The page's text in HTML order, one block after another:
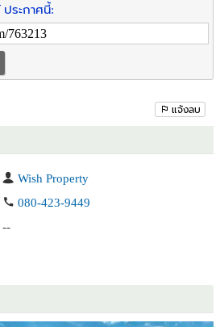
ทร์ และมหาวิทยาลัยสยาม
เอียดเพิ่มเติมได้ที่
detail/?asset_id=4769
615-6688
ษาฟรี!!! 02-348-4989
า สินเชื่อบ้าน
พย์ ทั่วประเทศ
ลจ กาญจนาภิเษก ตกแต่งไม้แท้ทั้งหลัง มี
รงวิลเลจ บางไผ่ พื้นที่กว้าง 4 นอน 5 น้ำ 6
ระกาศนี้:
แจ้งลบ
Wish Property
080-423-9449
--